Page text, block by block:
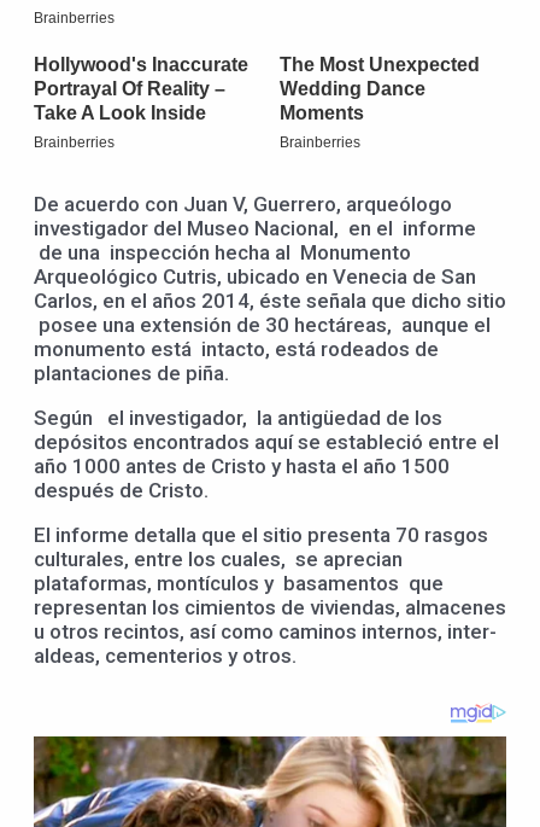
De acuerdo con Juan V, Guerrero, arqueólogo
investigador del Museo Nacional, en el informe
de una inspección hecha al Monumento
Arqueológico Cutris, ubicado en Venecia de San
Carlos, en el años 2014, éste señala que dicho sitio
posee una extensión de 30 hectáreas, aunque el
monumento está intacto, está rodeados de
plantaciones de piña.
Según el investigador, la antigüedad de los
depósitos encontrados aquí se estableció entre el
año 1000 antes de Cristo y hasta el año 1500
después de Cristo.
El informe detalla que el sitio presenta 70 rasgos
culturales, entre los cuales, se aprecian
plataformas, montículos y basamentos que
representan los cimientos de viviendas, almacenes
u otros recintos, así como caminos internos, inter-
aldeas, cementerios y otros.